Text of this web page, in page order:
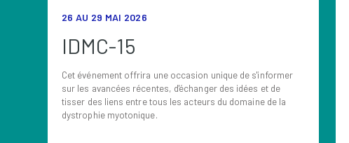
26 AU 29 MAI 2026
IDMC-15
Cet événement offrira une occasion unique de s'informer
sur les avancées récentes, d'échanger des idées et de
tisser des liens entre tous les acteurs du domaine de la
dystrophie myotonique.